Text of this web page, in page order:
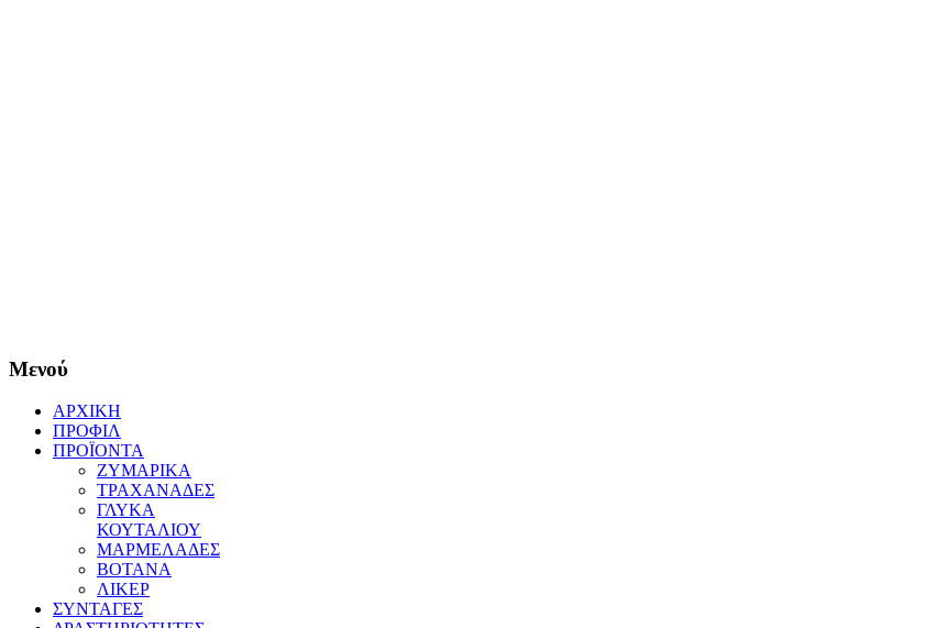
Μενού
ΑΡΧΙΚΗ
ΠΡΟΦΙΛ
ΠΡΟΪΟΝΤΑ
ΖΥΜΑΡΙΚΑ
ΤΡΑΧΑΝΑΔΕΣ
ΓΛΥΚΑ
ΚΟΥΤΑΛΙΟΥ
ΜΑΡΜΕΛΑΔΕΣ
ΒΟΤΑΝΑ
ΛΙΚΕΡ
ΣΥΝΤΑΓΕΣ